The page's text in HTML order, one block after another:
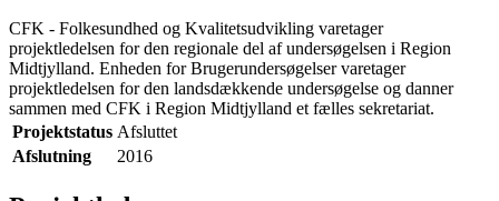
CFK - Folkesundhed og Kvalitetsudvikling varetager
projektledelsen for den regionale del af undersøgelsen i Region
Midtjylland. Enheden for Brugerundersøgelser varetager
projektledelsen for den landsdækkende undersøgelse og danner
sammen med CFK i Region Midtjylland et fælles sekretariat.
Projektstatus Afsluttet
Afslutning
2016